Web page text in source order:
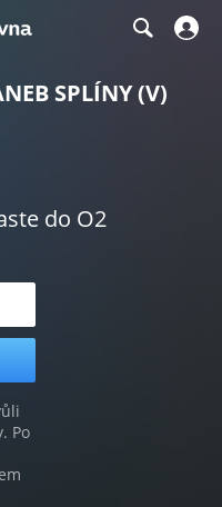
SPLÍNY (V)
do O2
Po